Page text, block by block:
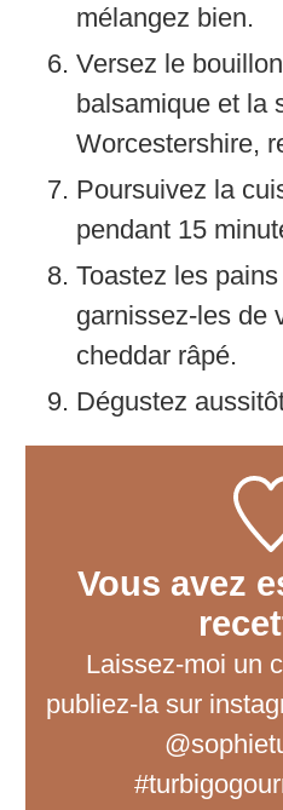
mélangez bien.
Versez le
balsamique et la
Worcestershire,
Poursuivez la
pendant 15
Toastez les
garnissez-les de
cheddar râpé.
Dégustez
Vous avez
Laissez-moi un
publiez-la sur